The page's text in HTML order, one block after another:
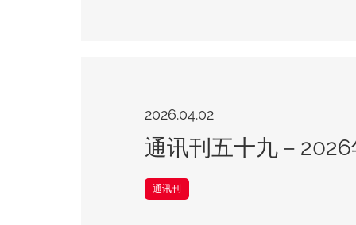
2026.04.02
通讯刊五十九－
通讯刊